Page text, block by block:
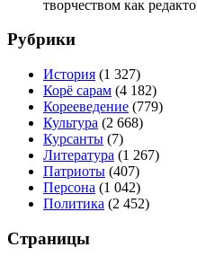
творчеством как
Рубрики
История (1 327)
Корё сарам (4 182)
Корееведение (779)
Культура (2 668)
Курсанты (7)
Литература (1 267)
Патриоты (407)
Персона (1 042)
Политика (2 452)
Страницы